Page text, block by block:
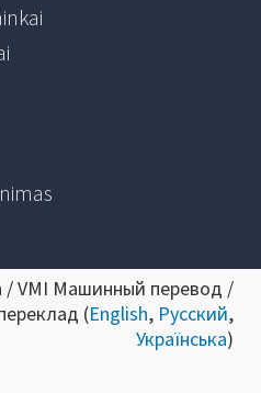
/ VMI Машинный перевод /
(English, Русский,
Українська)